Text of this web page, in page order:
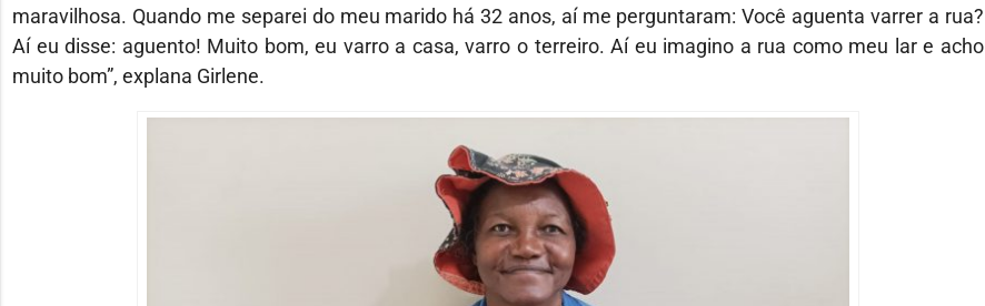
maravilhosa. Quando me separei do meu marido há 32 anos, aí me perguntaram: Você aguenta varrer a rua?
Aí eu disse: aguento! Muito bom, eu varro a casa, varro o terreiro. Aí eu imagino a rua como meu lar e acho
muito bom”, explana Girlene.